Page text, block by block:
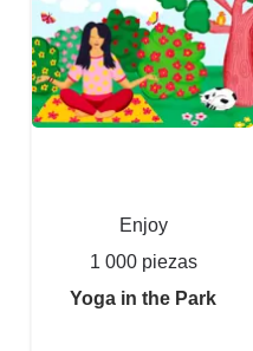
Enjoy
1 000 piezas
Yoga in the Park